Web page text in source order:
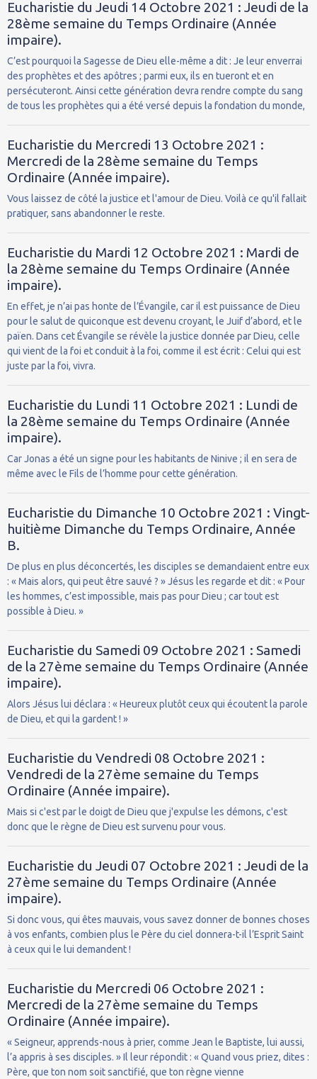
Eucharistie du Jeudi 14 Octobre 2021 : Jeudi de la
28ème semaine du Temps Ordinaire (Année
impaire).
C’est pourquoi la Sagesse de Dieu elle-même a dit : Je leur enverrai
des prophètes et des apôtres ; parmi eux, ils en tueront et en
persécuteront. Ainsi cette génération devra rendre compte du sang
de tous les prophètes qui a été versé depuis la fondation du monde,
Eucharistie du Mercredi 13 Octobre 2021 :
Mercredi de la 28ème semaine du Temps
Ordinaire (Année impaire).
Vous laissez de côté la justice et l'amour de Dieu. Voilà ce qu'il fallait
pratiquer, sans abandonner le reste.
Eucharistie du Mardi 12 Octobre 2021 : Mardi de
la 28ème semaine du Temps Ordinaire (Année
impaire).
En effet, je n’ai pas honte de l’Évangile, car il est puissance de Dieu
pour le salut de quiconque est devenu croyant, le Juif d’abord, et le
païen. Dans cet Évangile se révèle la justice donnée par Dieu, celle
qui vient de la foi et conduit à la foi, comme il est écrit : Celui qui est
juste par la foi, vivra.
Eucharistie du Lundi 11 Octobre 2021 : Lundi de
la 28ème semaine du Temps Ordinaire (Année
impaire).
Car Jonas a été un signe pour les habitants de Ninive ; il en sera de
même avec le Fils de l’homme pour cette génération.
Eucharistie du Dimanche 10 Octobre 2021 : Vingt-
huitième Dimanche du Temps Ordinaire, Année
B.
De plus en plus déconcertés, les disciples se demandaient entre eux
: « Mais alors, qui peut être sauvé ? » Jésus les regarde et dit : « Pour
les hommes, c’est impossible, mais pas pour Dieu ; car tout est
possible à Dieu. »
Eucharistie du Samedi 09 Octobre 2021 : Samedi
de la 27ème semaine du Temps Ordinaire (Année
impaire).
Alors Jésus lui déclara : « Heureux plutôt ceux qui écoutent la parole
de Dieu, et qui la gardent ! »
Eucharistie du Vendredi 08 Octobre 2021 :
Vendredi de la 27ème semaine du Temps
Ordinaire (Année impaire).
Mais si c'est par le doigt de Dieu que j'expulse les démons, c'est
donc que le règne de Dieu est survenu pour vous.
Eucharistie du Jeudi 07 Octobre 2021 : Jeudi de la
27ème semaine du Temps Ordinaire (Année
impaire).
Si donc vous, qui êtes mauvais, vous savez donner de bonnes choses
à vos enfants, combien plus le Père du ciel donnera-t-il l’Esprit Saint
à ceux qui le lui demandent !
Eucharistie du Mercredi 06 Octobre 2021 :
Mercredi de la 27ème semaine du Temps
Ordinaire (Année impaire).
« Seigneur, apprends-nous à prier, comme Jean le Baptiste, lui aussi,
l’a appris à ses disciples. » Il leur répondit : « Quand vous priez, dites :
Père, que ton nom soit sanctifié, que ton règne vienne